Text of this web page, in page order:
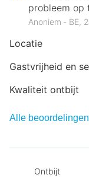
Locatie
Gastvrijheid en
Kwaliteit ontbijt
probleem op
Anoniem ‐ BE,
Alle
Ontbijt